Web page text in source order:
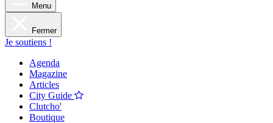
Menu
Fermer
Je soutiens !
Agenda
Magazine
Articles
City Guide
Clutcho'
Boutique